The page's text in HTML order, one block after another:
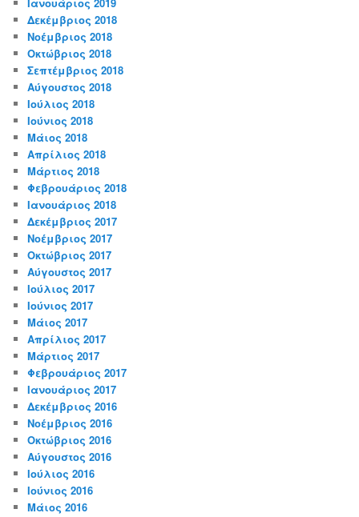
Δεκέμβριος 2018
Νοέμβριος 2018
Οκτώβριος 2018
Σεπτέμβριος 2018
Αύγουστος 2018
Ιούλιος 2018
Ιούνιος 2018
Μάιος 2018
Απρίλιος 2018
Μάρτιος 2018
Φεβρουάριος 2018
Ιανουάριος 2018
Δεκέμβριος 2017
Νοέμβριος 2017
Οκτώβριος 2017
Αύγουστος 2017
Ιούλιος 2017
Ιούνιος 2017
Μάιος 2017
Απρίλιος 2017
Μάρτιος 2017
Φεβρουάριος 2017
Ιανουάριος 2017
Δεκέμβριος 2016
Νοέμβριος 2016
Οκτώβριος 2016
Αύγουστος 2016
Ιούλιος 2016
Ιούνιος 2016
Μάιος 2016